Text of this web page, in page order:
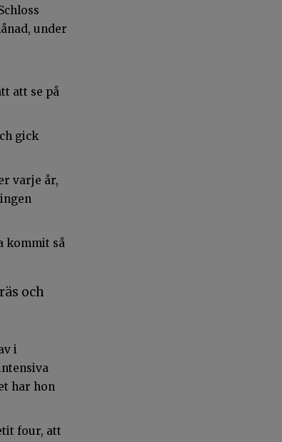
under
att se på
gick
varje år,
kommit så
i
har hon
four, att